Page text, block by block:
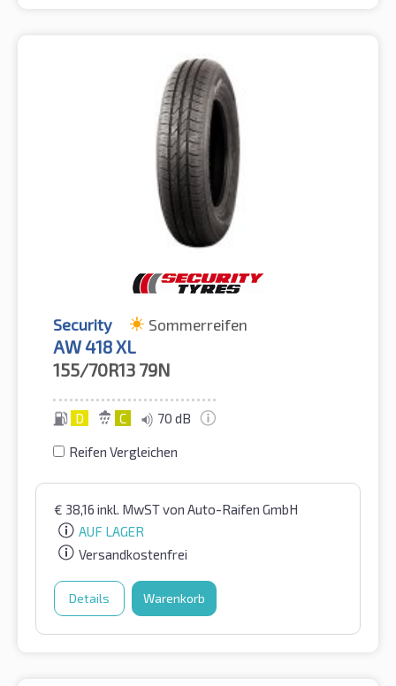
Security Sommerreifen
AW 418 XL
155/70R13 79N
D C 70 dB
Reifen Vergleichen
€ 38,16 inkl. MwSTvon Auto-Raifen GmbH
AUF LAGER
Versandkostenfrei
Details Warenkorb